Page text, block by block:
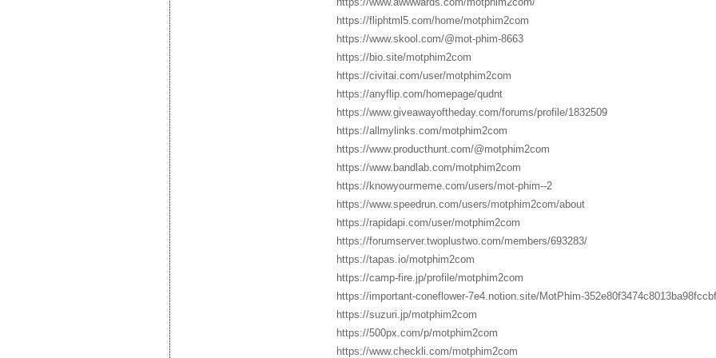
https://fliphtml5.com/home/motphim2com
https://www.skool.com/@mot-phim-8663
https://bio.site/motphim2com
https://civitai.com/user/motphim2com
https://anyflip.com/homepage/qudnt
https://www.giveawayoftheday.com/forums/profile/1832509
https://allmylinks.com/motphim2com
https://www.producthunt.com/@motphim2com
https://www.bandlab.com/motphim2com
https://knowyourmeme.com/users/mot-phim--2
https://www.speedrun.com/users/motphim2com/about
https://rapidapi.com/user/motphim2com
https://forumserver.twoplustwo.com/members/693283/
https://tapas.io/motphim2com
https://camp-fire.jp/profile/motphim2com
https://important-coneflower-7e4.notion.site/MotPhim-
https://suzuri.jp/motphim2com
https://500px.com/p/motphim2com
https://www.checkli.com/motphim2com